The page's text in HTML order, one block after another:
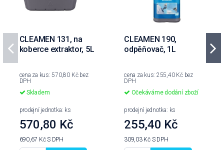
CLEAMEN 131, na
koberce extraktor, 5L
cena za kus: 570,80 Kč bez
DPH
Skladem
prodejní jednotka: ks
570,80 Kč
690,67 KčS DPH
CLEAMEN 190,
odpěňovač, 1L
cena za kus: 255,40 Kč bez
DPH
Očekáváme dodání zboží
prodejní jednotka: ks
255,40 Kč
309,03 Kč S DPH